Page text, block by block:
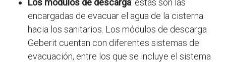
Los módulos de descarga: estas son las
encargadas de evacuar el agua de la cisterna
hacia los sanitarios. Los módulos de descarga
Geberit cuentan con diferentes sistemas de
evacuación, entre los que se incluye el sistema